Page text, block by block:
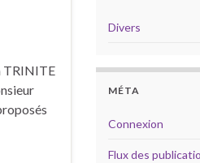
TRINITE
Divers
MÉTA
Connexion
Flux des